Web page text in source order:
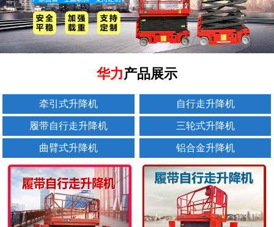
华力产品展示
牵引式升降机 自行走升降机
履带自行走升降机 三轮式升降机
曲臂式升降机 铝合金升降机